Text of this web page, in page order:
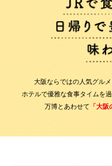
大阪ならではの人気グル
ホテルで優雅な食事タイムを
万博とあわせて 「大阪